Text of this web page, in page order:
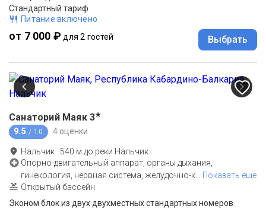
Стандартный тариф
Питание включено
от 7 000 ₽ для 2 гостей Выбрать
Санаторий Маяк 3★
9.5 / 10 4 оценки
Нальчик · 540 м до реки Нальчик
Опорно-двигательный аппарат, органы дыхания,
гинекология, нервная система, желудочно-к
Показать еще
Открытый бассейн
Эконом блок из двух двухместных стандартных номеров